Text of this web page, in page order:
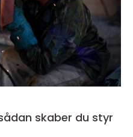
skaber du styr